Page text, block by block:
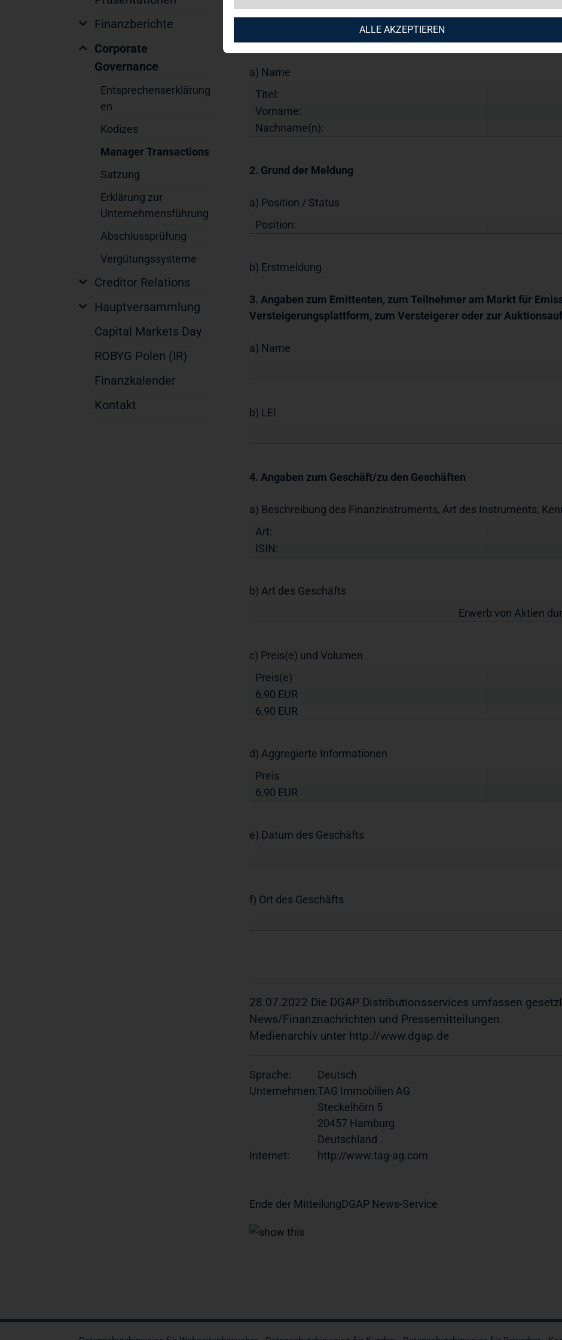
Finanzberichte
Corporate
Governance
Entsprechenserklärung
en
Kodizes
Manager Transactions
Satzung
Erklärung zur
Unternehmensführung
Abschlussprüfung
Vergütungssysteme
Creditor Relations
Hauptversammlung
Capital Markets Day
ROBYG Polen (IR)
Finanzkalender
Kontakt
1. Angaben zu den Personen, die Führungsaufgaben
Beziehung zu ihnen stehenden Personen
a) Name
Titel:
Vorname:
Nachname(n):
2. Grund der Meldung
a) Position / Status
Position:
b) Erstmeldung
3. Angaben zum Emittenten, zum Teilnehmer am Markt für
Versteigerungsplattform, zum Versteigerer oder zur
a) Name
b) LEI
4. Angaben zum Geschäft/zu den Geschäften
a) Beschreibung des Finanzinstruments, Art des Instruments,
Art:
ISIN:
b) Art des Geschäfts
Erwerb von Aktien
c) Preis(e) und Volumen
Preis(e)
6,90 EUR
6,90 EUR
d) Aggregierte Informationen
Preis
6,90 EUR
e) Datum des Geschäfts
f) Ort des Geschäfts
28.07.2022 Die DGAP Distributionsservices umfassen
News/Finanznachrichten und Pressemitteilungen.
Medienarchiv unter http://www.dgap.de
Sprache:
Deutsch
Unternehmen:TAG Immobilien AG
Steckelhörn 5
20457 Hamburg
Deutschland
Internet:
http://www.tag-ag.com
Ende der MitteilungDGAP News-Service
ALLE AKZEPTIEREN